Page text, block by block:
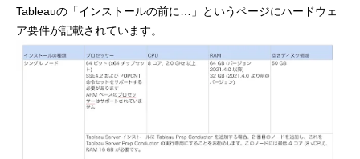
Tableauの「インストールの前に…」というページにハードウェ
ア要件が記載されています。